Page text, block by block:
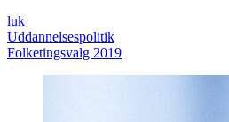
luk
Uddannelsespolitik
Folketingsvalg 2019